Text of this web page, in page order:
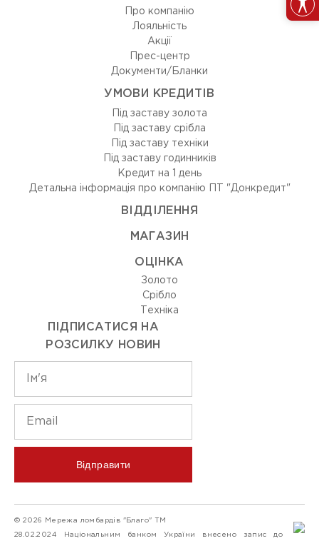
Про компанію
Лояльність
Акції
Прес-центр
Документи/Бланки
УМОВИ КРЕДИТІВ
Під заставу золота
Під заставу срібла
Під заставу техніки
Під заставу годинників
Кредит на 1 день
Детальна інформація про компанію ПТ "Донкредит"
ВIДДIЛЕННЯ
МАГАЗИН
ОЦIНКА
Золото
Срiбло
Технiка
ПІДПИСАТИСЯ НА
РОЗСИЛКУ НОВИН
Відправити
© 2026 Мережа ломбардів "Благо" ТМ
28.02.2024 Національним банком України внесено запис до